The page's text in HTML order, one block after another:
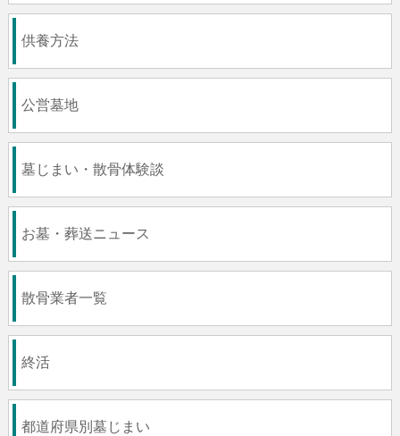
供養方法
公営墓地
墓じまい・散骨体験談
お墓・葬送ニュース
散骨業者一覧
終活
都道府県別墓じまい